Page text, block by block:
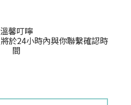
溫馨叮嚀
於24小時內與你聯繫確認時
間